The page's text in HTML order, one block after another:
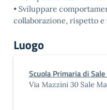
• Sviluppare
collaborazione, rispetto
Luogo
Scuola Primaria di
Via Mazzini 30 Sale